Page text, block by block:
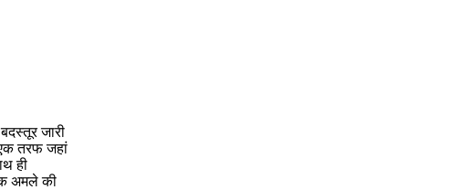
जारी
तरफ जहां
ही
अमले की